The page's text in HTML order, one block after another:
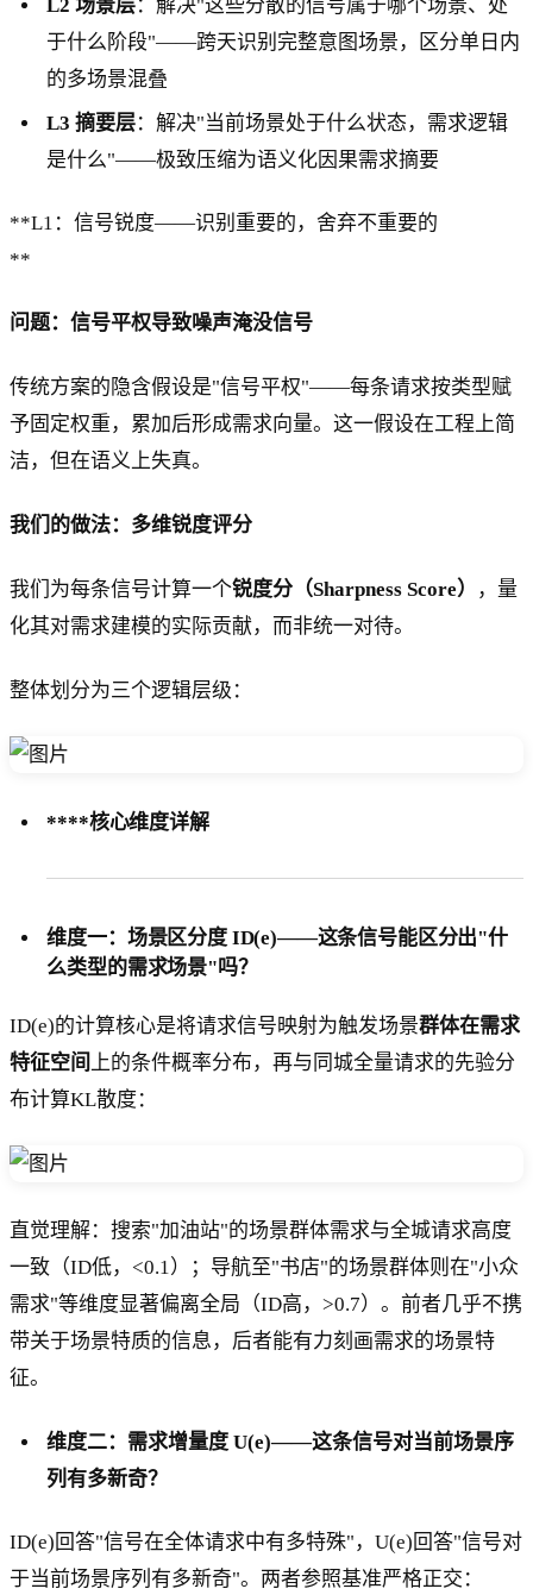
L2 场景层：解决"这些分散的信号属于哪个场景、处
于什么阶段"——跨天识别完整意图场景，区分单日内
的多场景混叠
L3 摘要层：解决"当前场景处于什么状态，需求逻辑
是什么"——极致压缩为语义化因果需求摘要
**L1：信号锐度——识别重要的，舍弃不重要的
**
问题：信号平权导致噪声淹没信号
传统方案的隐含假设是"信号平权"——每条请求按类型赋
予固定权重，累加后形成需求向量。这一假设在工程上简
洁，但在语义上失真。
我们的做法：多维锐度评分
我们为每条信号计算一个锐度分（Sharpness Score）
，量
化其对需求建模的实际贡献，而非统一对待。
整体划分为三个逻辑层级：
****核心维度详解
维度一：场景区分度 ID(e)——这条信号能区分出"什
么类型的需求场景"吗？
ID(e)的计算核心是将请求信号映射为触发场景群体在需求
特征空间 上的条件概率分布，再与同城全量请求的先验分
布计算KL散度：
直觉理解：搜索"加油站"的场景群体需求与全城请求高度
一致（ID低，<0.1）；导航至"书店"的场景群体则在"小众
需求"等维度显著偏离全局（ID高，>0.7）。前者几乎不携
带关于场景特质的信息，后者能有力刻画需求的场景特
征。
维度二：需求增量度 U(e)——这条信号对当前场景序
列有多新奇？
ID(e)回答"信号在全体请求中有多特殊"，U(e)回答"信号对
于当前场景序列有多新奇"。两者参照基准严格正交：